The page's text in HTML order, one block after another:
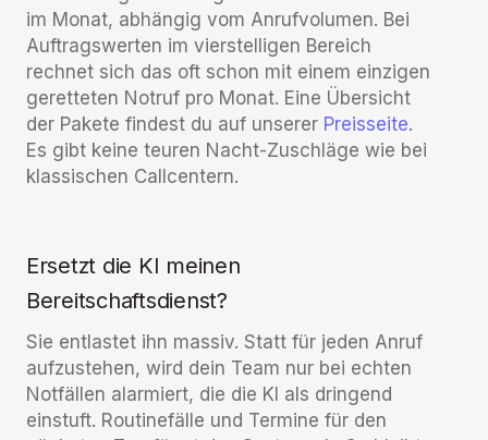
im Monat, abhängig vom Anrufvolumen. Bei
Auftragswerten im vierstelligen Bereich
rechnet sich das oft schon mit einem einzigen
geretteten Notruf pro Monat. Eine Übersicht
der Pakete findest du auf unserer Preisseite.
Es gibt keine teuren Nacht-Zuschläge wie bei
klassischen Callcentern.
Ersetzt die KI meinen
Bereitschaftsdienst?
Sie entlastet ihn massiv. Statt für jeden Anruf
aufzustehen, wird dein Team nur bei echten
Notfällen alarmiert, die die KI als dringend
einstuft. Routinefälle und Termine für den